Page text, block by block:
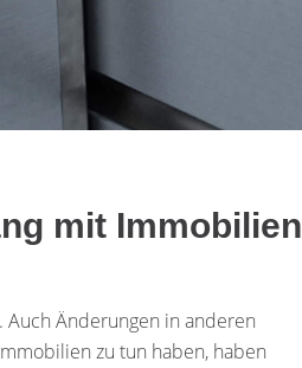
mit Immobilien
Änderungen in anderen
zu tun haben, haben